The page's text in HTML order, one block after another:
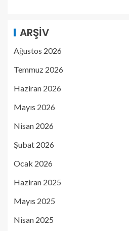
ARŞIV
Ağustos 2026
Temmuz 2026
Haziran 2026
Mayıs 2026
Nisan 2026
Şubat 2026
Ocak 2026
Haziran 2025
Mayıs 2025
Nisan 2025